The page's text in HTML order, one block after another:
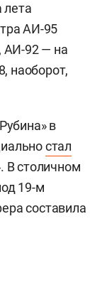
лета
АИ-95
АИ-92 — на
наоборот,
в
стал
В столичном
19-м
составила